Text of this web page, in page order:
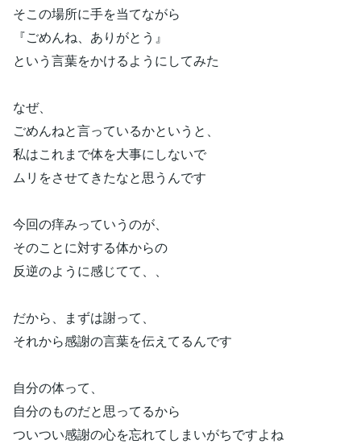
そこの場所に手を当てながら
『ごめんね、ありがとう』
という言葉をかけるようにしてみた
なぜ、
ごめんねと言っているかというと、
私はこれまで体を大事にしないで
ムリをさせてきたなと思うんです
今回の痒みっていうのが、
そのことに対する体からの
反逆のように感じてて、、
だから、まずは謝って、
それから感謝の言葉を伝えてるんです
自分の体って、
自分のものだと思ってるから
ついつい感謝の心を忘れてしまいがちですよね